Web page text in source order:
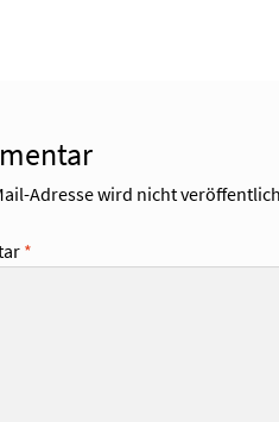
Adresse wird nicht
*